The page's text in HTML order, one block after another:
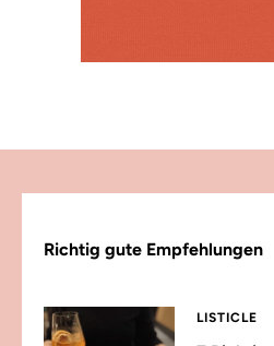
Richtig gute Empfehlungen
LISTICLE